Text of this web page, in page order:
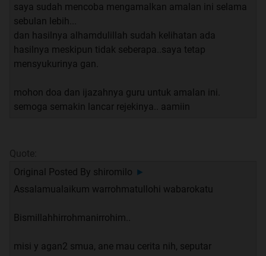
oiya waktu pertama kali ane amalin ini doa, ane
barengin juga sama amalan yg lain.
sedekah, dhuha, tahajud.
mungkin itu juga yg ngebuat efeknya lebih mantep ke
hidup ane..
InsyaAllah kedepannya bisa poll 40 atau sampe 90 hari
atau bahkan bisa jadi amalan rutin sampai akhir..
Sesepuh Forum Supranatural -
amalan yang saya lazimkan sejak beranjak muda sampai
bagi saya di dalam kehidupan.
saya sudah mencoba mengamalkan amalan ini selama
sebulan lebih...
dan hasilnya alhamdulillah sudah kelihatan ada
hasilnya meskipun tidak seberapa..saya tetap
mensyukurinya gan.
mohon doa dan ijazahnya guru untuk amalan ini.
semoga semakin lancar rejekinya.. aamiin
Quote:
Original Posted By shiromilo ►
Assalamualaikum warrohmatullohi wabarokatu
Bismillahhirrohmanirrohim..
misi y agan2 smua, ane mau cerita nih, seputar